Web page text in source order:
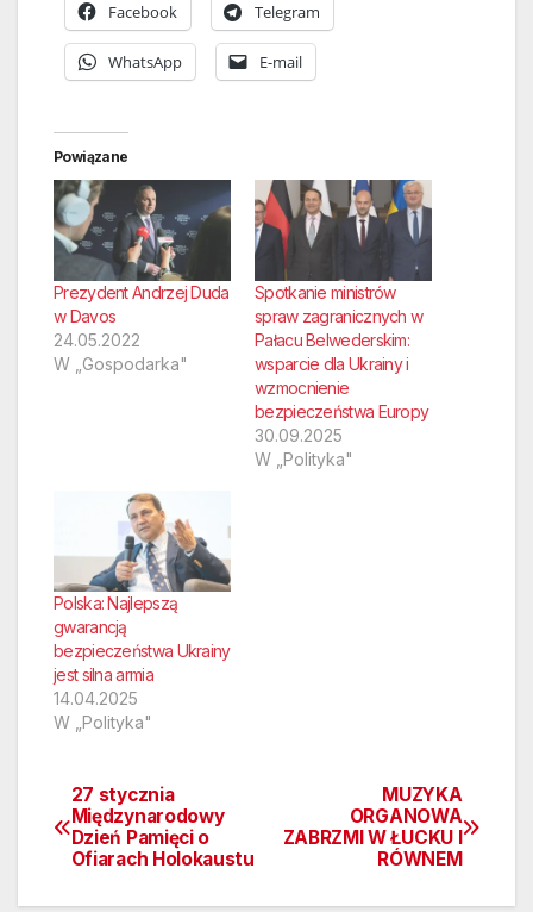
Facebook Telegram
WhatsApp E-mail
Powiązane
Prezydent Andrzej Duda
w Davos
24.05.2022
W „Gospodarka"
Spotkanie ministrów
spraw zagranicznych w
Pałacu Belwederskim:
wsparcie dla Ukrainy i
wzmocnienie
bezpieczeństwa Europy
30.09.2025
W „Polityka"
Polska: Najlepszą
gwarancją
bezpieczeństwa Ukrainy
jest silna armia
14.04.2025
W „Polityka"
Nawigacja
wpisu
MUZYKA
ORGANOWA
ZABRZMI W ŁUCKU I
RÓWNEM
27 stycznia
Międzynarodowy
Dzień Pamięci o
Ofiarach Holokaustu